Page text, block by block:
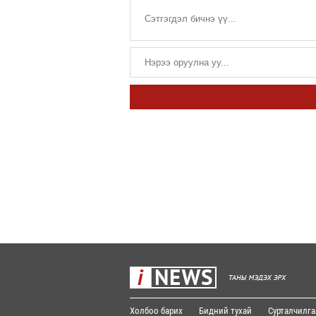
Холбоо барих Бидний тухай